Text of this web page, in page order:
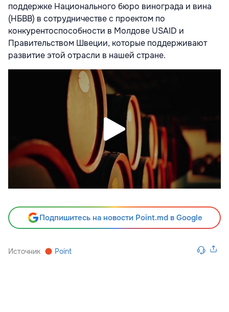
поддержке Национального бюро винограда и вина
(НБВВ) в сотрудничестве с проектом по
конкурентоспособности в Молдове USAID и
Правительством Швеции, которые поддерживают
развитие этой отрасли в нашей стране.
Подпишитесь на новости Point.md в Google
Источник Point